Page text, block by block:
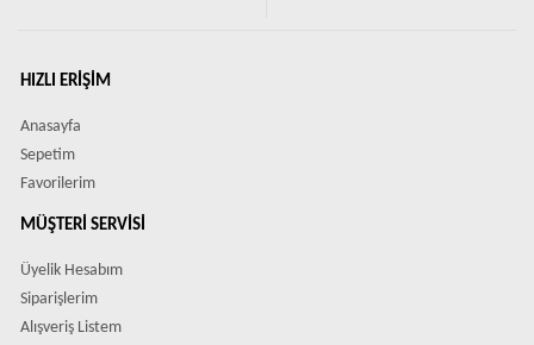
HIZLI ERIŞIM
Anasayfa
Sepetim
Favorilerim
MÜŞTERI SERVISI
Üyelik Hesabım
Siparişlerim
Alışveriş Listem